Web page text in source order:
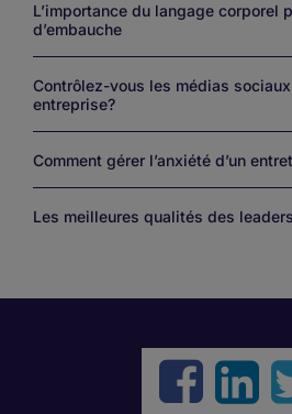
L’importance du langage corporel
d’embauche
Contrôlez-vous les médias
entreprise?
Comment gérer l’anxiété d’un
Les meilleures qualités des leaders